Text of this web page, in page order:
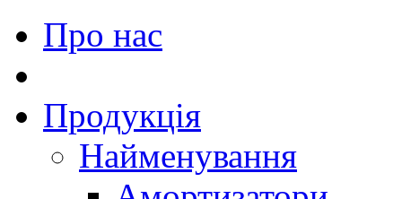
Про нас
Продукція
Найменування